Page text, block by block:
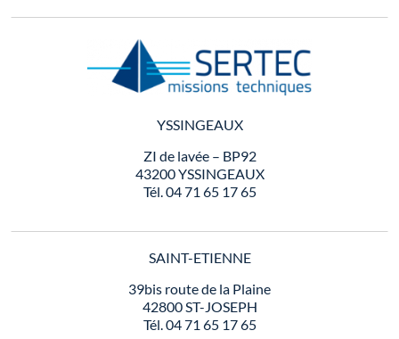
YSSINGEAUX
ZI de lavée – BP92
43200 YSSINGEAUX
Tél. 04 71 65 17 65
SAINT-ETIENNE
39bis route de la Plaine
42800 ST-JOSEPH
Tél. 04 71 65 17 65